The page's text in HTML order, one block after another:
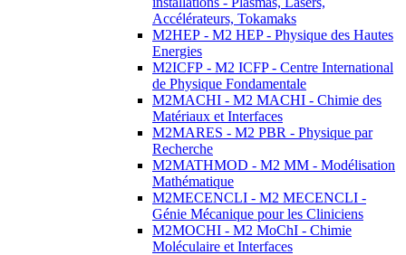
Accélérateurs, Tokamaks
M2HEP - M2 HEP - Physique des Hautes
Energies
M2ICFP - M2 ICFP - Centre International
de Physique Fondamentale
M2MACHI - M2 MACHI - Chimie des
Matériaux et Interfaces
M2MARES - M2 PBR - Physique par
Recherche
M2MATHMOD - M2 MM - Modélisation
Mathématique
M2MECENCLI - M2 MECENCLI -
Génie Mécanique pour les Cliniciens
M2MOCHI - M2 MoChI - Chimie
Moléculaire et Interfaces